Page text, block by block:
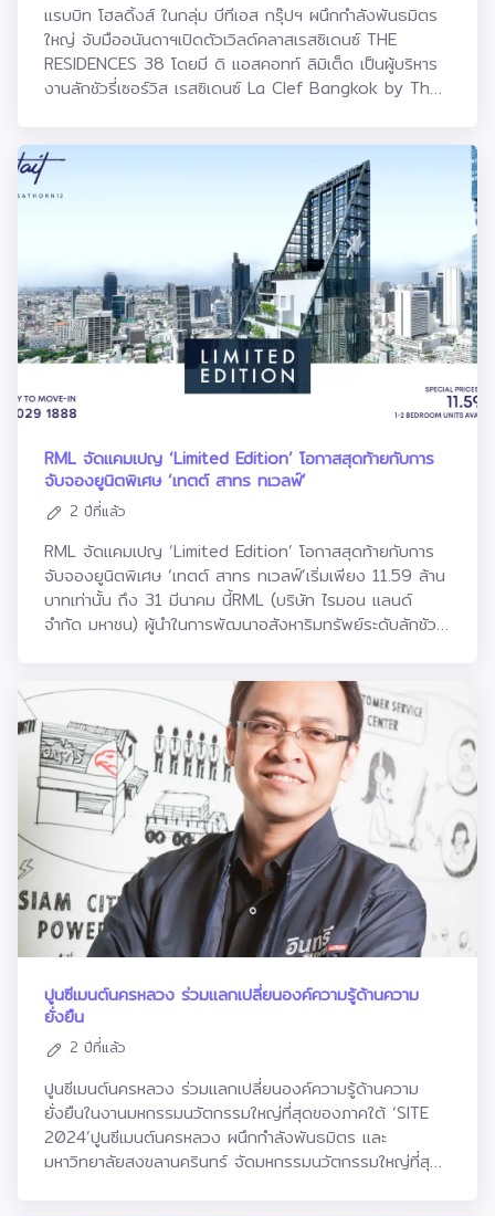
แรบบิท โฮลดิ้งส์ ในกลุ่ม บีทีเอส กรุ๊ปฯ ผนึกกำลังพันธมิตร
ใหญ่ จับมืออนันดาฯเปิดตัวเวิลด์คลาสเรสซิเดนซ์ THE
RESIDENCES 38 โดยมี ดิ แอสคอทท์ ลิมิเต็ด เป็นผู้บริหาร
งานลักชัวรี่เซอร์วิส เรสซิเดนซ์ La Clef Bangkok by The
ในโครงการเดอะ เรสซิเดนเซส 38 (THE RESIDENCES 38 )
โครงการระดับ World Class Residence ตั้งอยู่บนทำเลที่ดี
ที่สุดของประเทศไทย ติดกับรถไฟฟ้าบีทีเอสสถานีทองหล่อ
ใจกลางกรุงเทพฯ ประกาศแต่งตั้ง บริษัท อนันดา ดีเวลลอป
เม้นท์ จำกัด (มหาชน) เป็นผู้บริหารโครงการตั้งแต่การก่อสร้าง
การพัฒนาโครงการ การวางแผนด้านการขาย และการตลาด
ทั้งหมดของโครงการ พร้อมแต่งตั้ง ดิ แอสคอทท์ ลิมิเต็ด
เป็นผู้บริหารงานเซอร์วิสเรสซิเดนซ์ La Clef Bangkok by
The Crest Collection ซึ่งเป็นเซอร์วิส เรสซิเดนซ์หรูระดับ
สูงสุดของแอสคอทท์ ถือเป็นการผนึกพันธมิตรครั้งยิ่งใหญ่
ที่สุด และเป็นการต่อยอดสร้างมูลค่าเพิ่มทางธุรกิจ รวมทั้ง
เสริมศักยภาพในการขยายธุรกิจให้แข็งแกร่งมากขึ้น เพื่อการ
เติบโตร่วมกันอย่างยั่งยืนในอนาคตนายกวิน กาญจนพาสน์
กรรมการบริหารและกรรมการผู้อำนวยการใหญ่ บริษัท บีทีเอส
กรุ๊ป โฮลดิ้งส์ จำกัด (มหาชน) และกรรมการ บริษัท แรบบิท
โฮลดิ้งส์ จำกัด (มหาชน) กล่าวว่า โครงการเดอะ เรสซิเดนเซส
38 (THE RESIDENCES 38) เป็นการลงทุนโดย แรบบิท โฮ
ลดิ้งส์ ซึ่งมีความเชี่ยวชาญด้านการลงทุนในธุรกิจบริหารและ
พัฒนาอสังหาริมทรัพย์ผ่านการร่วมมือกับพันธมิตรที่โดดเด่น
ทางกลยุทธ์ทั้งด้านแบรนด์และการตลาด ถึงแม้ว่าภาพรวม
เข้ามาซื้อที่อยู่อาศัยของชาวต่างชาติในกลุ่มคอนโดมิเนียม จาก
การเริ่มฟื้นตัวของสภาพตลาด แรบบิท โฮลดิ้งส์ จึงได้ดำเนิน
การพัฒนาโครงการเดอะ เรสซิเดนเซส 38 (THE
RESIDENCES 38) ภายใต้การให้บริการของผู้บริหารโครงการ
อสังหาริมทรัพย์ที่มีความเชี่ยวชาญและความเป็นมืออาชีพโดยมี
การลงนามแต่งตั้งบริษัท อนันดา ดีเวลลอปเม้นท์ จำกัด
(มหาชน) เป็นผู้บริหารโครงการตั้งแต่การก่อสร้าง การพัฒนา
โครงการ การวางแผนการขายและการตลาดทั้งหมดของ
โครงการ สำหรับความร่วมมือกับอนันดาฯ ในครั้งนี้ ถือ
เป็นการช่วยเพิ่มศักยภาพการพัฒนาธุรกิจของแรบบิท โฮ
ลดิ้งส์ อีกทั้งยังช่วยขยายฐานลูกค้าทั้งในและต่างประเทศจาก
เครือข่ายลูกค้าที่แข็งแกร่งและหลากหลายของอนันดาฯ ทั้งนี้
แรบบิท โฮลดิ้งส์ ยังได้แต่งตั้งให้ ดิ แอสคอทท์ ลิมิเต็ด เป็นผู้
บริหารงานเซอร์วิสเรสซิเดนซ์ La Clef Bangkok by The
Crest Collection ซึ่งเป็นเซอร์วิสเรสซิเดนซ์หรูระดับสูงสุด
ของแอสคอทท์แบรนด์ The Crest Collection เปิดตัวครั้ง
แรกในปี 2559 ที่ประเทศฝรั่งเศส ประกอบด้วยพอร์ตโรงแรม
และเซอร์วิสเรสซิเดนซ์ที่เปี่ยมด้วยเสน่ห์และมีเอกลักษณ์โดดเด่น
เปิดให้บริการไปทั่วโลกจนถึงปัจจุบัน The Crest
Collection มาพร้อมกับแนวคิด “หลังประตูทุกบานมีเรื่อง
RML จัดแคมเปญ ‘Limited Edition’ โอกาสสุดท้ายกับการ
จับจองยูนิตพิเศษ ‘เทตต์ สาทร ทเวลฟ์’
2 ปีที่แล้ว
RML จัดแคมเปญ ‘Limited Edition’ โอกาสสุดท้ายกับการ
จับจองยูนิตพิเศษ ‘เทตต์ สาทร ทเวลฟ์’เริ่มเพียง 11.59 ล้าน
บาทเท่านั้น ถึง 31 มีนาคม นี้RML (บริษัท ไรมอน แลนด์
จำกัด มหาชน) ผู้นำในการพัฒนาอสังหาริมทรัพย์ระดับลักชัวรี่
โอกาสให้ลูกค้าได้สัมผัสที่สุดของการใช้ชีวิตอย่างแตกต่าง
ใจกลางสาทรได้ง่ายยิ่งขึ้น กับ คอนโดฯ ลักชัวรี่ พร้อมอยู่
เลี้ยงสัตว์ได้ ‘เทตต์ สาทร ทเวลฟ์ (Tait Sathorn 12)’ ที่คัด
สรรยูนิตสวย 1-2 ห้องนอน มอบราคาพิเศษ เริ่มต้นเพียง
11.59 ล้านบาท วันนี้ - 31 มีนาคม นี้เท่านั้นนายกรณ์ ณรงค์
เดช ประธานเจ้าหน้าที่บริหาร RML เปิดเผยว่า “ภาพรวมตลาด
อสังหาริมทรัพย์ระดับลักชัวรี่และ อัลตร้าลักชัวรี่ในไตรมาส 1
ปี 2567 ยังไปได้สวย ดีมานด์ยังคึกคัก โดยตลาด
คอนโดมิเนียมพร้อมอยู่มีความต้องการซื้ออยู่มากจากลูกค้าที่
นิยมซื้อเพื่ออยู่อาศัยและลงทุนปล่อยเช่า ซึ่งทำเลที่มีศักยภาพใน
โซน CBD อย่าง สีลม สาทร เป็นทำเลที่ยอดฮิตตลาดกาล
เพราะเต็มเปี่ยมไปด้วยความสะดวกสบาย รายล้อมด้วยไลฟ์
สไตล์ระดับพรีเมียม โดยปัจจุบันที่ดินบนทำเลนี้หายากมากแล้ว
และมีแนวโน้มที่จะไม่มีโครงการอสังหาฯ ใหม่พัฒนาขึ้นอีกระยะ
หนึ่ง จึงส่งผลให้คอนโดฯ ลักชัวรี่ พร้อมอยู่ของ RML อย่าง
‘เทตต์ สาทร ทเวลฟ์’ ได้รับการตอบรับที่ดีมาก เราจึงเห็นว่านี่
เป็นโอกาสที่ดีที่จะตอบสนองลูกค้ากลุ่มเรียลดีมานด์ที่รอ
จับจองโครงการคุณภาพนี้ จึงได้จัดแคมเปญใหม่ล่าสุดเพื่อ
เป็นของขวัญต้อนรับเทศกาลตรุษจีนและวาเลนไทน์ให้กับผู้ที่
สนใจ ซึ่งเราเชื่อมั่นว่าแคมเปญนี้จะเร่งการตัดสินใจของลูกค้า
ปูนซีเมนต์นครหลวง ร่วมแลกเปลี่ยนองค์ความรู้ด้านความ
ยั่งยืน
2 ปีที่แล้ว
ปูนซีเมนต์นครหลวง ร่วมแลกเปลี่ยนองค์ความรู้ด้านความ
ยั่งยืนในงานมหกรรมนวัตกรรมใหญ่ที่สุดของภาคใต้ ‘SITE
2024’ปูนซีเมนต์นครหลวง ผนึกกำลังพันธมิตร และ
มหาวิทยาลัยสงขลานครินทร์ จัดมหกรรมนวัตกรรมใหญ่ที่สุด